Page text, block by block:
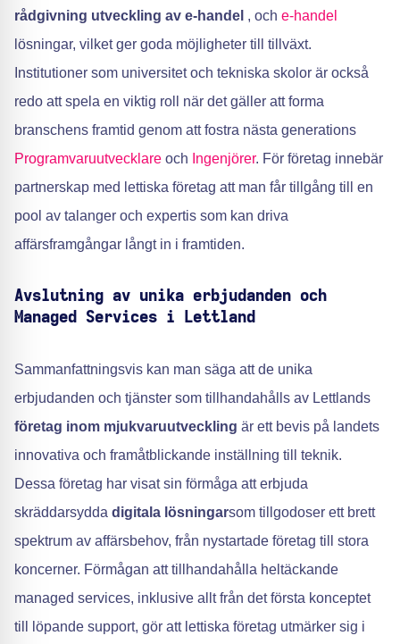
rådgivning utveckling av e-handel , och e-handel
lösningar, vilket ger goda möjligheter till tillväxt.
Institutioner som universitet och tekniska skolor är också
redo att spela en viktig roll när det gäller att forma
branschens framtid genom att fostra nästa generations
Programvaruutvecklare och Ingenjörer. För företag innebär
partnerskap med lettiska företag att man får tillgång till en
pool av talanger och expertis som kan driva
affärsframgångar långt in i framtiden.
Avslutning av unika erbjudanden och
Managed Services i Lettland
Sammanfattningsvis kan man säga att de unika
erbjudanden och tjänster som tillhandahålls av Lettlands
företag inom mjukvaruutveckling är ett bevis på landets
innovativa och framåtblickande inställning till teknik.
Dessa företag har visat sin förmåga att erbjuda
skräddarsydda digitala lösningarsom tillgodoser ett brett
spektrum av affärsbehov, från nystartade företag till stora
koncerner. Förmågan att tillhandahålla heltäckande
managed services, inklusive allt från det första konceptet
till löpande support, gör att lettiska företag utmärker sig i